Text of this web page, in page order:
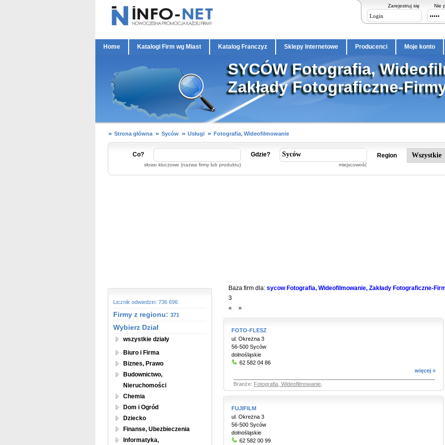
Zarejestruj się Nie
Home Katalogi Firm wg Miast Katalog Franczyz Sklepy Internetowe Producenci Moje konto
SYCÓW Fotografia,
Zakłady Fotograficzne-
Strona główna Syców Usługi Fotografia, Wideofilmowanie
Co?
słowo kluczowe (nazwa firmy lub produktu)
Gdzie?
miejscowość
Region
Licznik odwiedzin: 736 696
Firmy z regionu: 371
Wybierz Dział
wszystkie działy
Biuro i Firma
Biznes, Prawo
Budownictwo,
Nieruchomości
Chemia
Dom i Ogród
Dziecko
Finanse, Ubezbieczenia
Informatyka,
Baza firm dla: sycow Fotografia, Wideofilmowanie, Zakłady Fotograficzne-
3
«
»
FOTO-FLESZ
ul. Okreżna 3
56-500 Syców
dolnośląskie
62 582 04 86
więcej »
Branże: Fotografia, Wideofilmowanie
FUJIFILM
ul. Okreżna 3
56-500 Syców
dolnośląskie
62 582 00 99